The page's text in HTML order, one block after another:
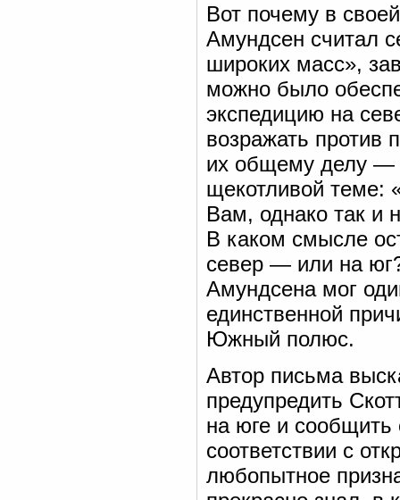
Вот почему в
Амундсен считал
широких масс»,
можно было
экспедицию на
возражать против
их общему делу —
щекотливой теме:
Вам, однако так и
В каком смысле
север — или на
Амундсена мог
единственной
Южный полюс.
Автор письма
предупредить
на юге и
соответствии с
любопытное